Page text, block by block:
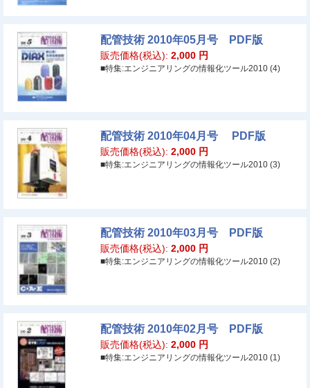
配管技術 2010年05月号 PDF版
販売価格(税込): 2,000 円
■特集:エンジニアリングの情報化ツール2010 (4)
配管技術 2010年04月号 PDF版
販売価格(税込): 2,000 円
■特集:エンジニアリングの情報化ツール2010 (3)
配管技術 2010年03月号 PDF版
販売価格(税込): 2,000 円
■特集:エンジニアリングの情報化ツール2010 (2)
配管技術 2010年02月号 PDF版
販売価格(税込): 2,000 円
■特集:エンジニアリングの情報化ツール2010 (1)